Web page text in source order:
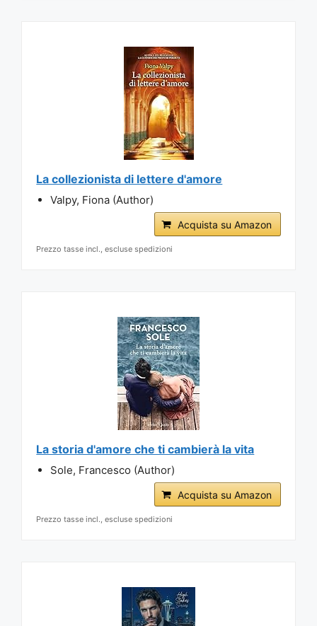
La collezionista di lettere d'amore
Valpy, Fiona (Author)
Acquista su Amazon
Prezzo tasse incl., escluse spedizioni
La storia d'amore che ti cambierà la vita
Sole, Francesco (Author)
Acquista su Amazon
Prezzo tasse incl., escluse spedizioni